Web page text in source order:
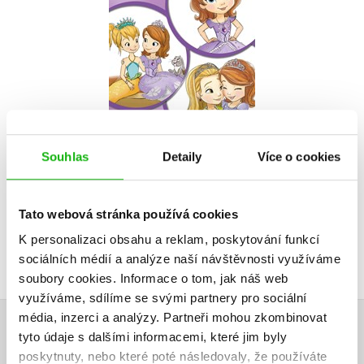
Souhlas Detaily Více o cookies
Tato webová stránka používá cookies
K personalizaci obsahu a reklam, poskytování funkcí
sociálních médií a analýze naší návštěvnosti využíváme
soubory cookies. Informace o tom, jak náš web
využíváme, sdílíme se svými partnery pro sociální
média, inzerci a analýzy. Partneři mohou zkombinovat
tyto údaje s dalšími informacemi, které jim byly
poskytnuty, nebo které poté následovaly, že používáte
Nádhernie
Kolektiv
149 Kč
119 Kč
HODNOCENÍ ČTENÁŘŮ